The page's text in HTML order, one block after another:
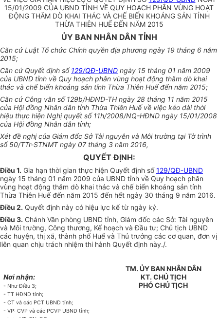
15/01/2009 CỦA UBND TỈNH VỀ QUY HOẠCH PHÂN VÙNG HOẠT
ĐỘNG THĂM DÒ KHAI THÁC VÀ CHẾ BIẾN KHOÁNG SẢN TỈNH
THỪA THIÊN HUẾ ĐẾN NĂM 2015
ỦY BAN NHÂN DÂN TỈNH
Căn cứ Luật Tổ chức Chính quyền địa phương ngày 19 tháng 6 năm
2015;
Căn cứ Quyết định số129/QĐ-UBND ngày 15 tháng 01 năm 2009
của UBND tỉnh về Quy hoạch phân vùng hoạt động thăm dò khai
thác và chế biến khoáng sản tỉnh Thừa Thiên Huế đến năm 2015;
Căn cứ Công văn số 129b/HĐND-TH ngày 28 tháng 11 năm 2015
của Hội đồng Nhân dân tỉnh Thừa Thiên Huế về việc kéo dài thời
hiệu thực hiện Nghị quyết số 11h/2008/NQ-HĐND ngày 15/01/2008
của Hội đồng Nhân dân tỉnh;
Xét đề nghị của Giám đốc Sở Tài nguyên và Môi trường tại Tờ trình
số 50/TTr-STNMT ngày 07 tháng 3 năm 2016,
QUYẾT ĐỊNH:
Điều 1. Gia hạn thời gian thực hiện Quyết định số129/QĐ-UBND
ngày 15 tháng 01 năm 2009 của UBND tỉnh về Quy hoạch phân
vùng hoạt động thăm dò khai thác và chế biến khoáng sản tỉnh
Thừa Thiên Huế đến năm 2015 đến hết ngày 30 tháng 9 năm 2016.
Điều 2. Quyết định này có hiệu lực kể từ ngày ký.
Điều 3. Chánh Văn phòng UBND tỉnh, Giám đốc các Sở: Tài nguyên
và Môi trường, Công thương, Kế hoạch và Đầu tư; Chủ tịch UBND
các huyện, thị xã, thành phố Huế và Thủ trưởng các cơ quan, đơn vị
liên quan chịu trách nhiệm thi hành Quyết định này./.
Nơi nhận:
- Như Điều 3;
- TT HĐND tỉnh;
- CT và các PCT UBND tỉnh;
- VP: CVP và các PCVP UBND tỉnh;
TM. ỦY BAN NHÂN DÂN
KT. CHỦ TỊCH
PHÓ CHỦ TỊCH